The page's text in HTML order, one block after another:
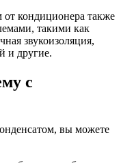
кондиционера также
такими как
звукоизоляция,
и другие.
с
вы можете